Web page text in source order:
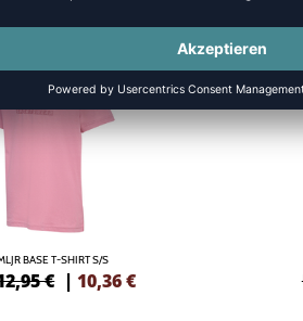
BASE T-SHIRT S/S
€ |10,36€
NEW
-20%